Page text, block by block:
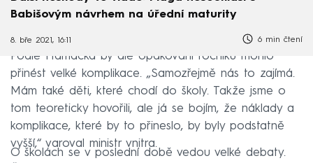
Babišovým návrhem na úřední maturity
8. bře 2021, 16:11 6 min čtení
Podle Hamáčka by ale opakování ročníků mohlo
přinést velké komplikace. „Samozřejmě nás to zajímá.
Mám také děti, které chodí do školy. Takže jsme o
tom teoreticky hovořili, ale já se bojím, že náklady a
komplikace, které by to přineslo, by byly podstatně
vyšší,“ varoval ministr vnitra.
O školách se v poslední době vedou velké debaty.